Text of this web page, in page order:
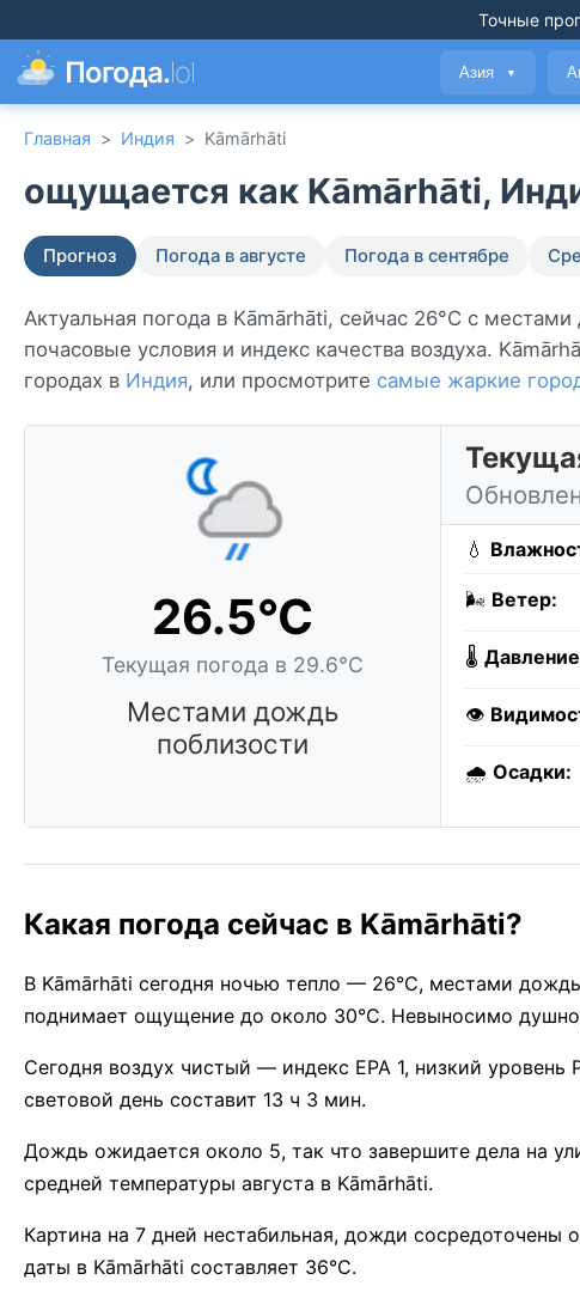
Точные
Погода.lol Азия ▼
Главная > Индия > Kāmārhāti
ощущается как Kāmārhāti,
Прогноз Погода в августе Погода в сентябре
Актуальная погода в Kāmārhāti, сейчас 26°C с
почасовые условия и индекс качества воздуха.
городах в Индия, или просмотрите самые жаркие
26.5°C
Текущая погода в 29.6°C
Местами дождь
поблизости
💧
🌬️ Ветер:
🌡️
👁️
🌧️ Осадки:
Какая погода сейчас в Kāmārhāti?
В Kāmārhāti сегодня ночью тепло — 26°C, местами
поднимает ощущение до около 30°C. Невыносимо
Сегодня воздух чистый — индекс EPA 1, низкий уровень
световой день составит 13 ч 3 мин.
Дождь ожидается около 5, так что завершите дела на
средней температуры августа в Kāmārhāti.
Картина на 7 дней нестабильная, дожди
даты в Kāmārhāti составляет 36°C.